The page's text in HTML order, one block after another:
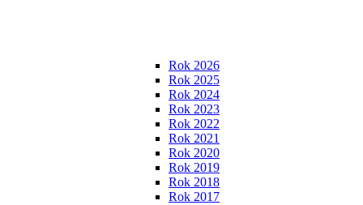
Rok 2026
Rok 2025
Rok 2024
Rok 2023
Rok 2022
Rok 2021
Rok 2020
Rok 2019
Rok 2018
Rok 2017